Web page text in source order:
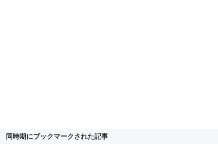
同時期にブックマークされた記事